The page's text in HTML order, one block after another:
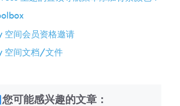
间会员资格邀请
空间文档/文件
您可能感兴趣的文章：